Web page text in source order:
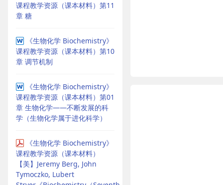
课程教学资源（课本材料）第11
章 糖
《生物化学 Biochemistry》
课程教学资源（课本材料）第10
章 调节机制
《生物化学 Biochemistry》
课程教学资源（课本材料）第01
章 生物化学——不断发展的科
学（生物化学属于进化科学）
《生物化学 Biochemistry》
课程教学资源（课本材料）
【美】Jeremy Berg, John
Tymoczko, Lubert